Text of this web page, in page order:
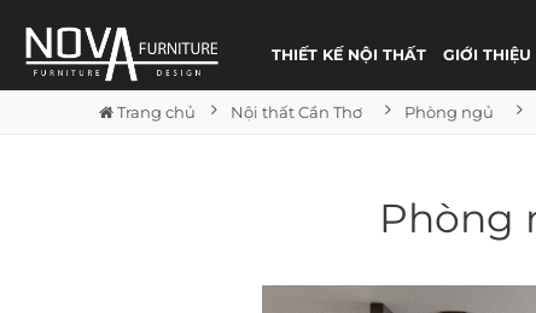
THIẾT KẾ NỘI THẤT GIỚI THIỆU
Trang chủ Nội thất Cần Thơ Phòng ngủ
Phòng